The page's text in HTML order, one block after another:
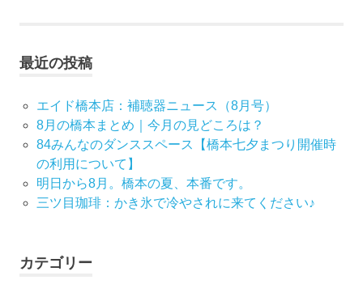
ビ
ー
シ
ョ
最近の投稿
エイド橋本店：補聴器ニュース（8月号）
8月の橋本まとめ｜今月の見どころは？
84みんなのダンススペース【橋本七夕まつり開催時
の利用について】
明日から8月。橋本の夏、本番です。
三ツ目珈琲：かき氷で冷やされに来てください♪
カテゴリー